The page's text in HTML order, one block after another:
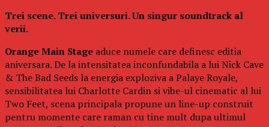
Trei scene. Trei universuri. Un singur soundtrack al
verii.
Orange Main Stage aduce numele care definesc editia
aniversara. De la intensitatea inconfundabila a lui Nick Cave
& The Bad Seeds la energia exploziva a Palaye Royale,
sensibilitatea lui Charlotte Cardin si vibe-ul cinematic al lui
Two Feet, scena principala propune un line-up construit
pentru momente care raman cu tine mult dupa ultimul